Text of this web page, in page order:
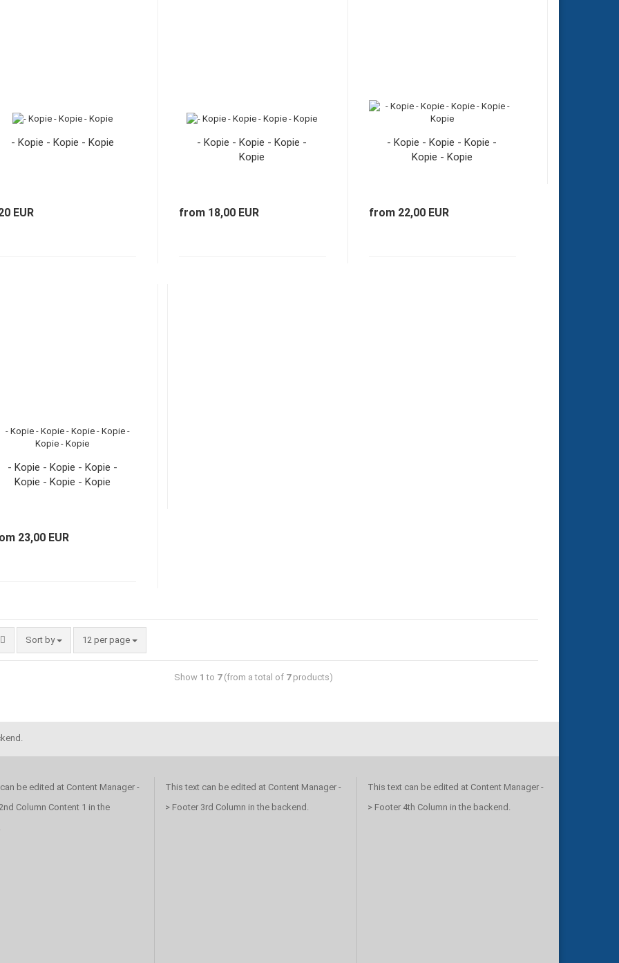
- Kopie - Kopie - Kopie
EUR
- Kopie - Kopie - Kopie -
Kopie
from 18,00 EUR
- Kopie - Kopie - Kopie -
Kopie - Kopie
from 22,00 EUR
- Kopie - Kopie - Kopie -
Kopie - Kopie - Kopie
23,00 EUR
Sort by 12 per page
Show 1 to 7(from a total of 7products)
be edited at Content Manager -
Column Content 1 in the
This text can be edited at Content Manager -
> Footer 3rd Column in the backend.
This text can be edited at Content Manager -
> Footer 4th Column in the backend.